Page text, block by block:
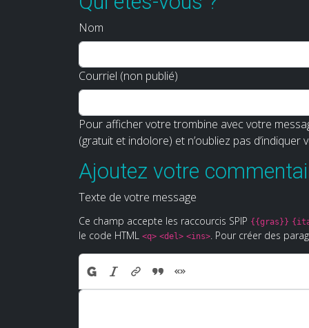
Nom
Courriel (non publié)
Pour afficher votre trombine avec votre
(gratuit et indolore) et n’oubliez pas d’indiquer
Ajoutez votre
Texte de votre message
Ce champ accepte les raccourcis SPIP {{gras}}
le code HTML <q> <del> <ins>. Pour créer des